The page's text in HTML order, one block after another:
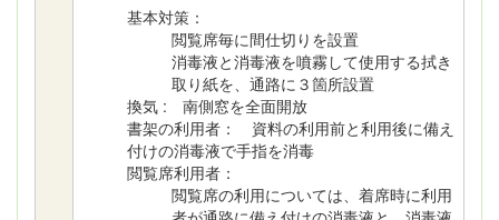
基本対策：
閲覧席毎に間仕切りを設置
消毒液と消毒液を噴霧して使用する拭き
取り紙を、通路に３箇所設置
換気 : 南側窓を全面開放
書架の利用者： 資料の利用前と利用後に備え
付けの消毒液で手指を消毒
閲覧席利用者：
閲覧席の利用については、着席時に利用